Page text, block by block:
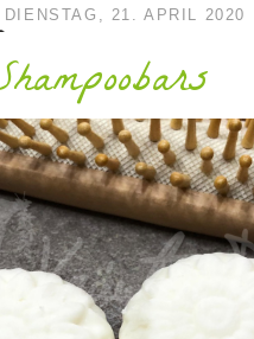
DIENSTAG, 21. APRIL 2020